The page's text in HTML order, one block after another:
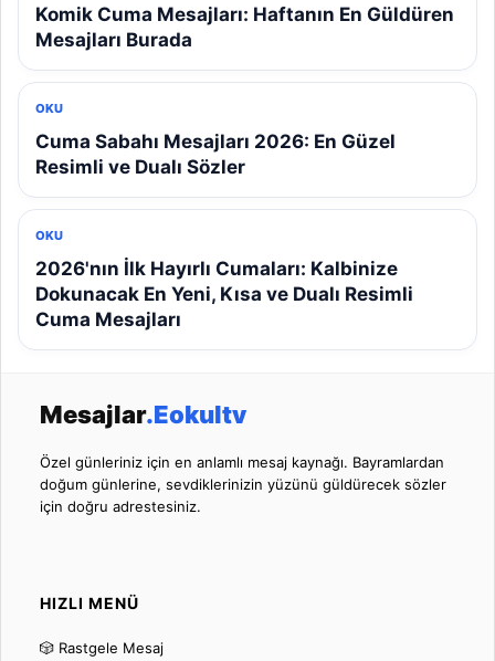
Komik Cuma Mesajları: Haftanın En Güldüren
Mesajları Burada
OKU
Cuma Sabahı Mesajları 2026: En Güzel
Resimli ve Dualı Sözler
OKU
2026'nın İlk Hayırlı Cumaları: Kalbinize
Dokunacak En Yeni, Kısa ve Dualı Resimli
Cuma Mesajları
Mesajlar.Eokultv
Özel günleriniz için en anlamlı mesaj kaynağı. Bayramlardan
doğum günlerine, sevdiklerinizin yüzünü güldürecek sözler
için doğru adrestesiniz.
HIZLI MENÜ
🎲 Rastgele Mesaj